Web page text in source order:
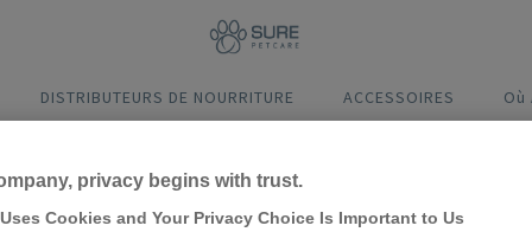
DISTRIBUTEURS DE NOURRITURE ACCESSOIRES Où
privacy begins with trust.
Cookies and Your Privacy Choice Is Important to Us